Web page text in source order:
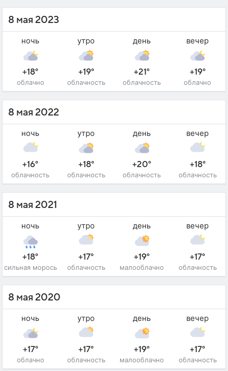
8 мая 2023
ночь
+18°
облачно
утро
+19°
облачность
день
+21°
облачность
вечер
+19°
облачно
8 мая 2022
ночь
+16°
облачность
утро
+18°
облачность
день
+20°
облачность
вечер
+18°
облачность
8 мая 2021
ночь
+18°
сильная морось
утро
+17°
облачность
день
+19°
малооблачно
вечер
+17°
облачность
8 мая 2020
ночь
+17°
облачно
утро
+17°
облачность
день
+19°
малооблачно
вечер
+17°
облачность